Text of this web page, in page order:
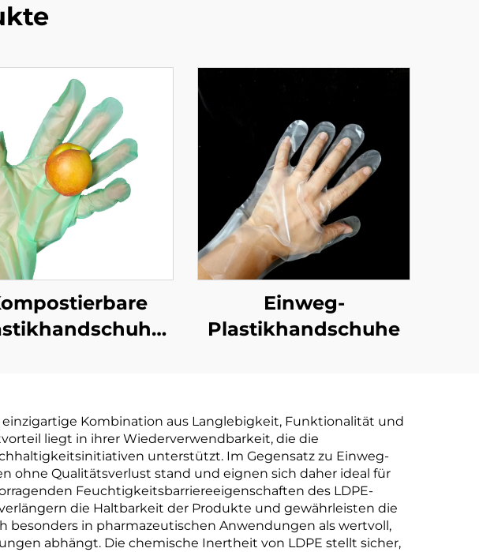
Material
Einweg-
Plastikhandschuhe
Kombination aus Langlebigkeit, Funktionalität und
liegt in ihrer Wiederverwendbarkeit, die die
unterstützt. Im Gegensatz zu Einweg-
ohne Qualitätsverlust stand und eignen sich daher ideal für
Feuchtigkeitsbarriereeigenschaften des LDPE-
die Haltbarkeit der Produkte und gewährleisten die
in pharmazeutischen Anwendungen als wertvoll,
abhängt. Die chemische Inertheit von LDPE stellt sicher,